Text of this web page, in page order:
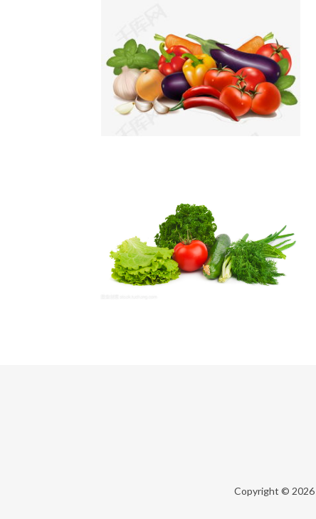
Copyright © 2026